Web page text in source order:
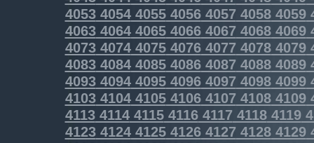
40534054405540564057 40584059
4063406440654066406740684069
40734074407540764077 40784079
40834084408540864087 40884089
40934094409540964097 40984099
41034104410541064107 41084109
41134114411541164117 41184119
41234124412541264127 41284129